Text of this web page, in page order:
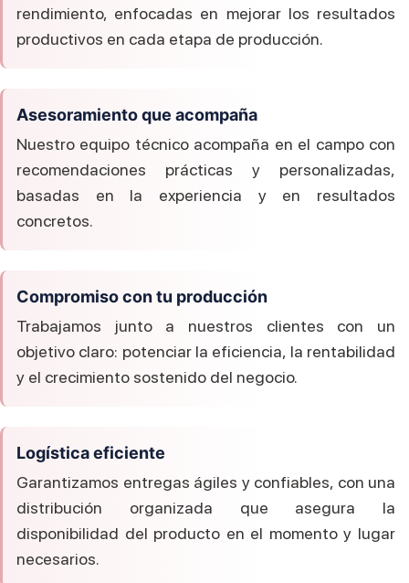
rendimiento, enfocadas en mejorar los resultados
productivos en cada etapa de producción.
Asesoramiento que acompaña
Nuestro equipo técnico acompaña en el campo con
recomendaciones prácticas y personalizadas,
basadas en la experiencia y en resultados
concretos.
Compromiso con tu producción
Trabajamos junto a nuestros clientes con un
objetivo claro: potenciar la eficiencia, la rentabilidad
y el crecimiento sostenido del negocio.
Logística eficiente
Garantizamos entregas ágiles y confiables, con una
distribución organizada que asegura la
disponibilidad del producto en el momento y lugar
necesarios.